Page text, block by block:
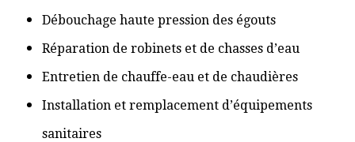
Débouchage haute pression des égouts
Réparation de robinets et de chasses d’eau
Entretien de chauffe-eau et de chaudières
Installation et remplacement d’équipements
sanitaires